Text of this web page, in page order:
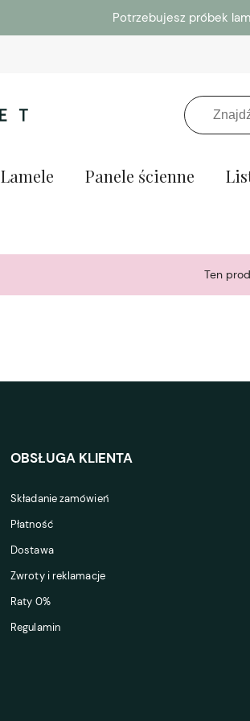
Potrzebujesz próbek
Lamele Panele ścienne
Ten
OBSŁUGA KLIENTA
Składanie zamówień
Płatność
Dostawa
Zwroty i reklamacje
Raty 0%
Regulamin